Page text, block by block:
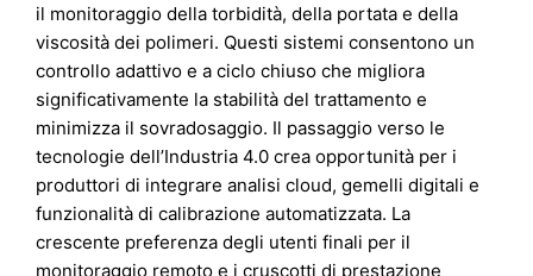
il monitoraggio della torbidità, della portata e della
viscosità dei polimeri. Questi sistemi consentono un
controllo adattivo e a ciclo chiuso che migliora
significativamente la stabilità del trattamento e
minimizza il sovradosaggio. Il passaggio verso le
tecnologie dell’Industria 4.0 crea opportunità per i
produttori di integrare analisi cloud, gemelli digitali e
funzionalità di calibrazione automatizzata. La
crescente preferenza degli utenti finali per il
monitoraggio remoto e i cruscotti di prestazione